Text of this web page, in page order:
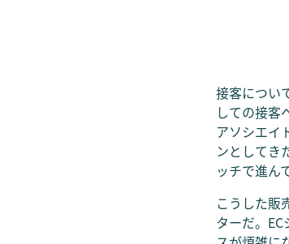
接客につい
しての接客
アソシエイ
ンとしてき
ッチで進ん
こうした販
ターだ。